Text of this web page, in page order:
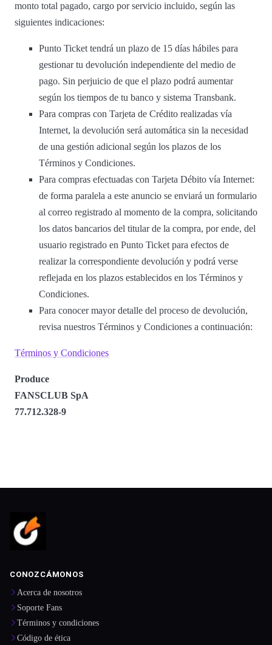
monto total pagado, cargo por servicio incluido, según las
siguientes indicaciones:
Punto Ticket tendrá un plazo de 15 días hábiles para
gestionar tu devolución independiente del medio de
pago. Sin perjuicio de que el plazo podrá aumentar
según los tiempos de tu banco y sistema Transbank.
Para compras con Tarjeta de Crédito realizadas vía
Internet, la devolución será automática sin la necesidad
de una gestión adicional según los plazos de los
Términos y Condiciones.
Para compras efectuadas con Tarjeta Débito vía Internet:
de forma paralela a este anuncio se enviará un formulario
al correo registrado al momento de la compra, solicitando
los datos bancarios del titular de la compra, por ende, del
usuario registrado en Punto Ticket para efectos de
realizar la correspondiente devolución y podrá verse
reflejada en los plazos establecidos en los Términos y
Condiciones.
Para conocer mayor detalle del proceso de devolución,
revisa nuestros Términos y Condiciones a continuación:
Términos y Condiciones
Produce
FANSCLUB SpA
77.712.328-9
CONOZCÁMONOS
Acerca de nosotros
Soporte Fans
Términos y condiciones
Código de ética